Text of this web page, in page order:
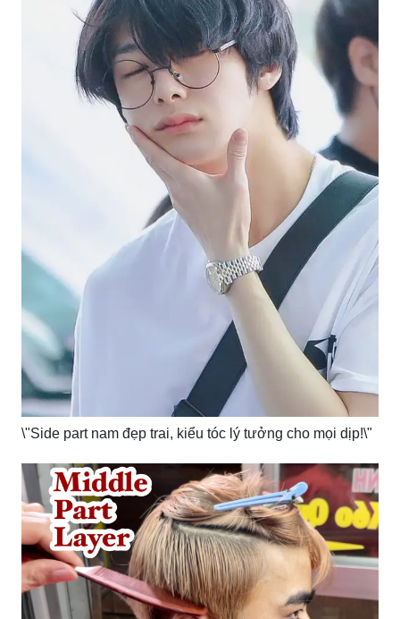
\"Side part nam đẹp trai, kiểu tóc lý tưởng cho mọi dịp!\"